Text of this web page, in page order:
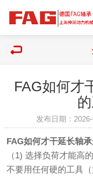
FAG如何才
发布日期：
FAG如何才干延长轴
（1) 选择负荷才能高
不要用任何硬的工具